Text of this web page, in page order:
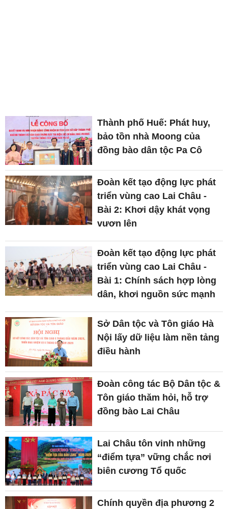
Thành phố Huế: Phát huy,
bảo tồn nhà Moong của
đồng bào dân tộc Pa Cô
Đoàn kết tạo động lực phát
triển vùng cao Lai Châu -
Bài 2: Khơi dậy khát vọng
vươn lên
Đoàn kết tạo động lực phát
triển vùng cao Lai Châu -
Bài 1: Chính sách hợp lòng
dân, khơi nguồn sức mạnh
Sở Dân tộc và Tôn giáo Hà
Nội lấy dữ liệu làm nền tảng
điều hành
Đoàn công tác Bộ Dân tộc &
Tôn giáo thăm hỏi, hỗ trợ
đồng bào Lai Châu
Lai Châu tôn vinh những
“điểm tựa” vững chắc nơi
biên cương Tổ quốc
Chính quyền địa phương 2